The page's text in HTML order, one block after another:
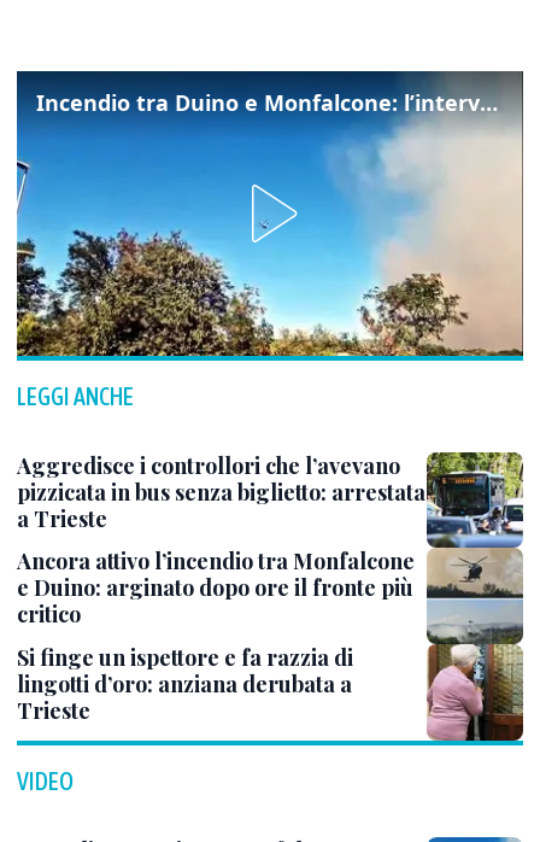
Incendio tra Duino e Monfalcone: l’intervento dei vigili del fuoco
LEGGI ANCHE
Aggredisce i controllori che l’avevano
pizzicata in bus senza biglietto: arrestata
a Trieste
Ancora attivo l’incendio tra Monfalcone
e Duino: arginato dopo ore il fronte più
critico
Si finge un ispettore e fa razzia di
lingotti d’oro: anziana derubata a
Trieste
VIDEO